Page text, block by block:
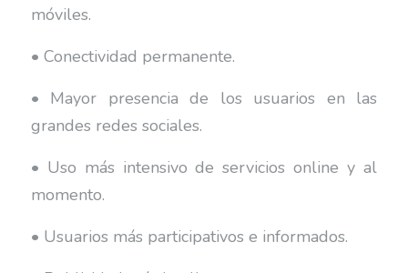
móviles.
• Conectividad permanente.
• Mayor presencia de los usuarios en las
grandes redes sociales.
• Uso más intensivo de servicios online y al
momento.
• Usuarios más participativos e informados.